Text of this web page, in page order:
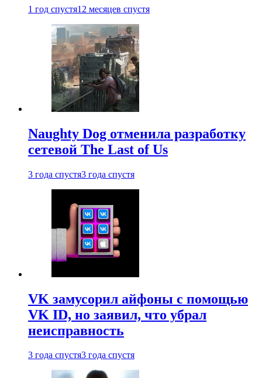
1 год спустя12 месяцев спустя
Naughty Dog отменила разработку
сетевой The Last of Us
3 года спустя3 года спустя
VK замусорил айфоны с помощью
VK ID, но заявил, что убрал
неисправность
3 года спустя3 года спустя